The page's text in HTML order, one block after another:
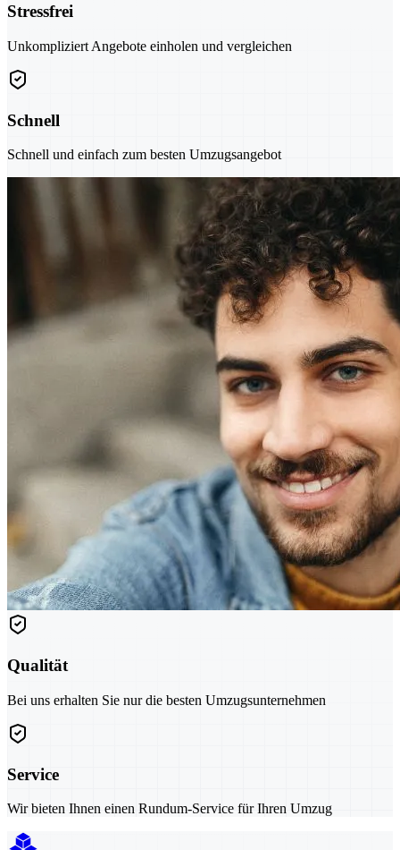
Stressfrei
Unkompliziert Angebote einholen und vergleichen
Schnell
Schnell und einfach zum besten Umzugsangebot
Qualität
Bei uns erhalten Sie nur die besten Umzugsunternehmen
Service
Wir bieten Ihnen einen Rundum-Service für Ihren Umzug